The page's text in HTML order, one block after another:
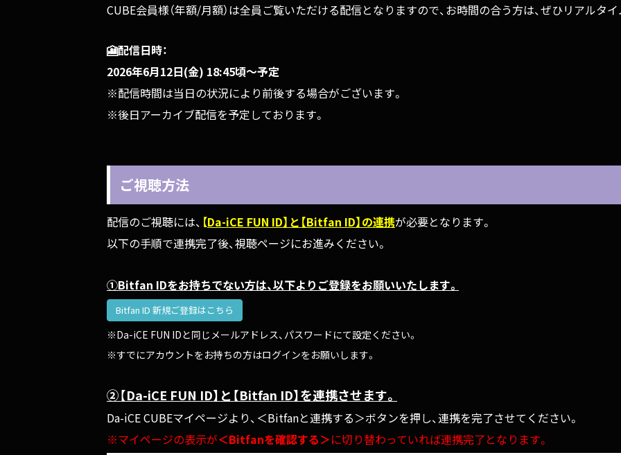
CUBE会員様（年額/月額）は全員ご覧いただける配信となりますので、お時間の合う方は、ぜひリアルタ
🎦配信日時：
2026年6月12日(金) 18:45頃〜予定
※配信時間は当日の状況により前後する場合がございます。
※後日アーカイブ配信を予定しております。
ご視聴方法
配信のご視聴には、 【Da-iCE FUN ID】と【Bitfan ID】の連携が必要となります。
以下の手順で連携完了後、視聴ページにお進みください。
①Bitfan IDをお持ちでない方は、以下よりご登録をお願いいたします。
Bitfan ID 新規ご登録はこちら
※Da-iCE FUN IDと同じメールアドレス、パスワードにて設定ください。
※すでにアカウントをお持ちの方はログインをお願いします。
②【Da-iCE FUN ID】と【Bitfan ID】を連携させます。
Da-iCE CUBEマイページより、＜Bitfanと連携する＞ボタンを押し、連携を完了させてください。
※マイページの表示が＜Bitfanを確認する＞に切り替わっていれば連携完了となります。